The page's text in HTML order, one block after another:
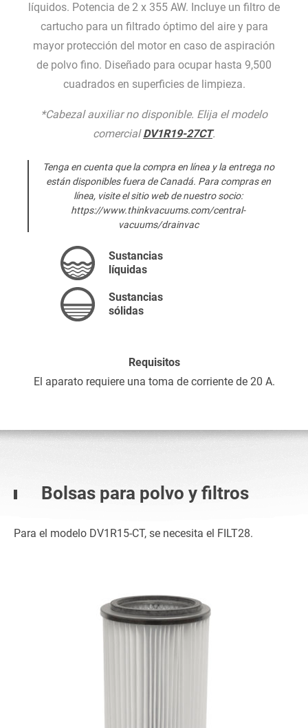
líquidos. Potencia de 2 x 355 AW. Incluye un filtro de
cartucho para un filtrado óptimo del aire y para
mayor protección del motor en caso de aspiración
de polvo fino. Diseñado para ocupar hasta 9,500
cuadrados en superficies de limpieza.
*Cabezal auxiliar no disponible. Elija el modelo
comercialDV1R19-27CT.
Tenga en cuenta que la compra en línea y la entrega no
están disponibles fuera de Canadá. Para compras en
línea, visite el sitio web de nuestro socio:
https://www.thinkvacuums.com/central-
vacuums/drainvac
Sustancias
líquidas
Sustancias
sólidas
Requisitos
El aparato requiere una toma de corriente de 20 A.
Bolsas para polvo y filtros
Para el modelo DV1R15-CT, se necesita el FILT28.